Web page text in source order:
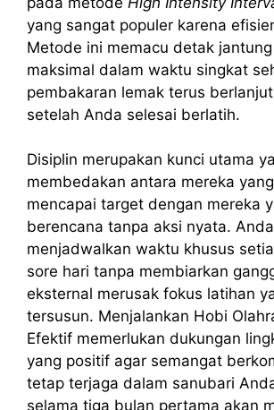
yang sangat populer karena
Metode ini memacu detak
maksimal dalam waktu singkat
pembakaran lemak terus
setelah Anda selesai berlatih.
Disiplin merupakan kunci utama
membedakan antara mereka
mencapai target dengan mereka
berencana tanpa aksi nyata.
menjadwalkan waktu khusus
sore hari tanpa membiarkan
eksternal merusak fokus latihan
tersusun. Menjalankan Hobi
Efektif memerlukan dukungan
yang positif agar semangat
tetap terjaga dalam sanubari
selama tiga bulan pertama akan